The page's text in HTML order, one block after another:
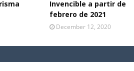
Invencible a partir de
febrero de 2021
December 12, 2020